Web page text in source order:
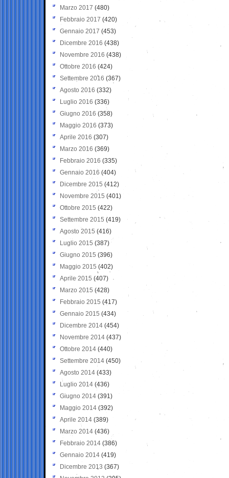
Marzo 2017 (480)
Febbraio 2017 (420)
Gennaio 2017 (453)
Dicembre 2016 (438)
Novembre 2016 (438)
Ottobre 2016 (424)
Settembre 2016 (367)
Agosto 2016 (332)
Luglio 2016 (336)
Giugno 2016 (358)
Maggio 2016 (373)
Aprile 2016 (307)
Marzo 2016 (369)
Febbraio 2016 (335)
Gennaio 2016 (404)
Dicembre 2015 (412)
Novembre 2015 (401)
Ottobre 2015 (422)
Settembre 2015 (419)
Agosto 2015 (416)
Luglio 2015 (387)
Giugno 2015 (396)
Maggio 2015 (402)
Aprile 2015 (407)
Marzo 2015 (428)
Febbraio 2015 (417)
Gennaio 2015 (434)
Dicembre 2014 (454)
Novembre 2014 (437)
Ottobre 2014 (440)
Settembre 2014 (450)
Agosto 2014 (433)
Luglio 2014 (436)
Giugno 2014 (391)
Maggio 2014 (392)
Aprile 2014 (389)
Marzo 2014 (436)
Febbraio 2014 (386)
Gennaio 2014 (419)
Dicembre 2013 (367)